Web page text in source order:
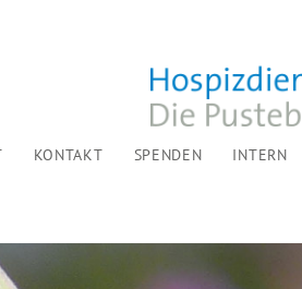
KONTAKT SPENDEN INTERN